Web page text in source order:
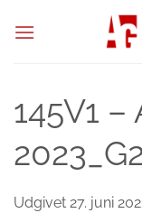
145V1 –
Udgivet 27. juni